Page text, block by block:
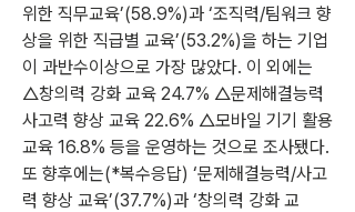
위한 직무교육’(58.9%)과 ‘조직력/팀워크 향
상을 위한 직급별 교육’(53.2%)을 하는 기업
이 과반수이상으로 가장 많았다. 이 외에는
△창의력 강화 교육 24.7% △문제해결능력
사고력 향상 교육 22.6% △모바일 기기 활용
교육 16.8% 등을 운영하는 것으로 조사됐다.
또 향후에는(*복수응답) ‘문제해결능력/사고
력 향상 교육’(37.7%)과 ‘창의력 강화 교